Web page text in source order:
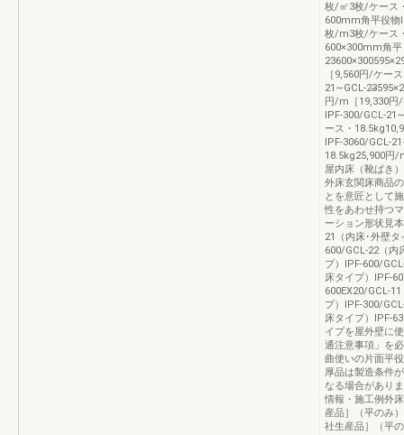
枚/㎡3枚/ケース
600mm角平役物
枚/m3枚/ケース
600×300mm角平
［9,560円/ケー
円/m［19,330円
IPF‐300/
ース・
IPF‐3060/
18.5kg25,900円/
屋内床（靴ばき
外床玄関床商品
とを意匠として
性をあわせ持つ
ーション形状見
21（内床･外壁タ
600/GCL‐22（内
プ）IPF‐600/
床タイプ）
600EX20/
プ）IPF‐300/
床タイプ）
イプを屋外壁に
通注意事項」を
曲使いの片面平
厚品は製造条件
なる場合があり
情報・施工例外
産品］（平のみ
社生産品］（平